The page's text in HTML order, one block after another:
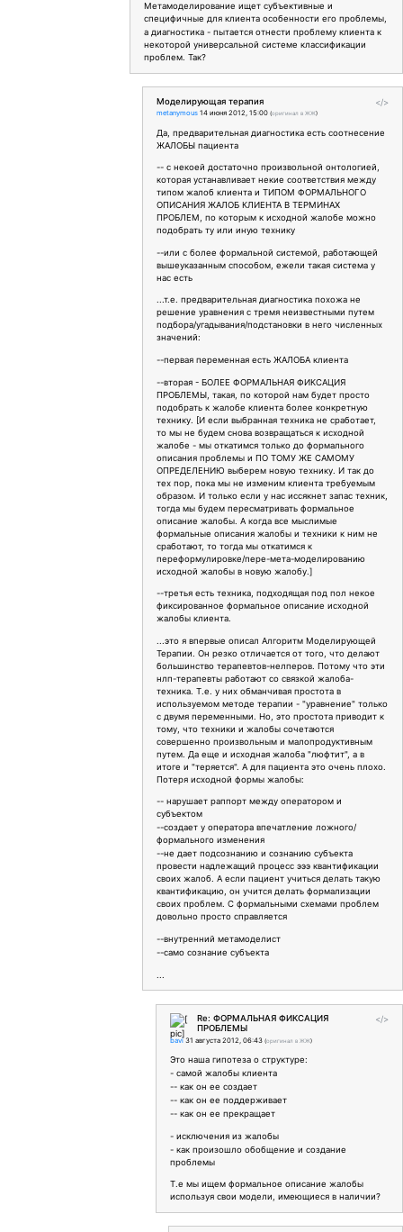
Метамоделирование ищет субъективные и
специфичные для клиента особенности его проблемы,
а диагностика - пытается отнести проблему клиента к
некоторой универсальной системе классификации
проблем. Так?
</>
Моделирующая терапия
metanymous 14 июня 2012, 15:00 (оригинал в ЖЖ)
Да, предварительная диагностика есть соотнесение
ЖАЛОБЫ пациента
-- с некоей достаточно произвольной онтологией,
которая устанавливает некие соответствия между
типом жалоб клиента и ТИПОМ ФОРМАЛЬНОГО
ОПИСАНИЯ ЖАЛОБ КЛИЕНТА В ТЕРМИНАХ
ПРОБЛЕМ, по которым к исходной жалобе можно
подобрать ту или иную технику
--или с более формальной системой, работающей
вышеуказанным способом, ежели такая система у
нас есть
...т.е. предварительная диагностика похожа не
решение уравнения с тремя неизвестными путем
подбора/угадывания/подстановки в него численных
значений:
--первая переменная есть ЖАЛОБА клиента
--вторая - БОЛЕЕ ФОРМАЛЬНАЯ ФИКСАЦИЯ
ПРОБЛЕМЫ, такая, по которой нам будет просто
подобрать к жалобе клиента более конкретную
технику. [И если выбранная техника не сработает,
то мы не будем снова возвращаться к исходной
жалобе - мы откатимся только до формального
описания проблемы и ПО ТОМУ ЖЕ САМОМУ
ОПРЕДЕЛЕНИЮ выберем новую технику. И так до
тех пор, пока мы не изменим клиента требуемым
образом. И только если у нас иссякнет запас техник,
тогда мы будем пересматривать формальное
описание жалобы. А когда все мыслимые
формальные описания жалобы и техники к ним не
сработают, то тогда мы откатимся к
переформулировке/пере-мета-моделированию
исходной жалобы в новую жалобу.]
--третья есть техника, подходящая под пол некое
фиксированное формальное описание исходной
жалобы клиента.
...это я впервые описал Алгоритм Моделирующей
Терапии. Он резко отличается от того, что делают
большинство терапевтов-нелперов. Потому что эти
нлп-терапевты работают со связкой жалоба-
техника. Т.е. у них обманчивая простота в
используемом методе терапии - "уравнение" только
с двумя переменными. Но, это простота приводит к
тому, что техники и жалобы сочетаются
совершенно произвольным и малопродуктивным
путем. Да еще и исходная жалоба "люфтит", а в
итоге и "теряется". А для пациента это очень плохо.
Потеря исходной формы жалобы:
-- нарушает раппорт между оператором и
субъектом
--создает у оператора впечатление ложного/
формального изменения
--не дает подсознанию и сознанию субъекта
провести надлежащий процесс эээ квантификации
своих жалоб. А если пациент учиться делать такую
квантификацию, он учится делать формализации
своих проблем. С формальными схемами проблем
довольно просто справляется
--внутренний метамоделист
--само сознание субъекта
</>
Re: ФОРМАЛЬНАЯ ФИКСАЦИЯ
ПРОБЛЕМЫ
bavi 31 августа 2012, 06:43 (оригинал в ЖЖ)
Это наша гипотеза о структуре:
- самой жалобы клиента
-- как он ее создает
-- как он ее поддерживает
-- как он ее прекращает
- исключения из жалобы
- как произошло обобщение и создание
проблемы
Т.е мы ищем формальное описание жалобы
используя свои модели, имеющиеся в наличии?